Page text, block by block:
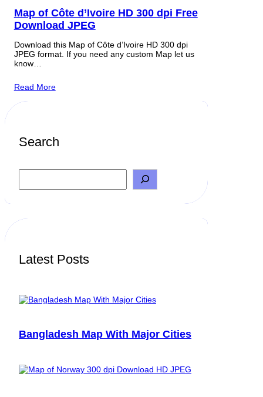
Map of Côte d’Ivoire HD 300 dpi Free
Download JPEG
Download this Map of Côte d’Ivoire HD 300 dpi
JPEG format. If you need any custom Map let us
know…
Read More
Search
S
a
h
Latest Posts
Bangladesh Map With Major Cities